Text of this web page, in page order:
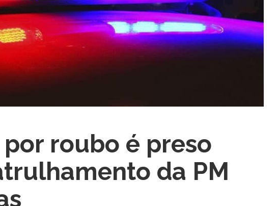
roubo é preso
da PM